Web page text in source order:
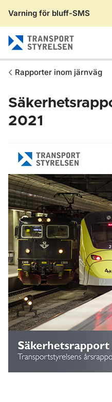
Varning för bluff-SMS
Rapporter inom järnväg
2021